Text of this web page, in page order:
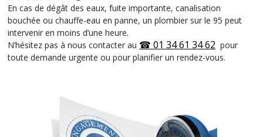
En cas de dégât des eaux, fuite importante, canalisation
bouchée ou chauffe-eau en panne, un plombier sur le 95 peut
intervenir en moins d’une heure.
N’hésitez pas à nous contacter au ☎ 01 34 61 34 62 pour
toute demande urgente ou pour planifier un rendez-vous.